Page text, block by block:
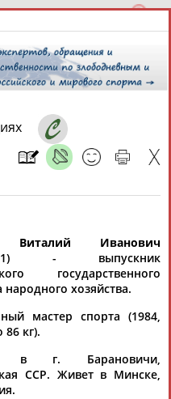
2026 года,
Расширенный поиск
АБАЛАКИНА
Виталий Иванович
- выпускник
государственного
народного хозяйства.
мастер спорта (1984,
кг).
в г. Барановичи,
ССР. Живет в Минске,